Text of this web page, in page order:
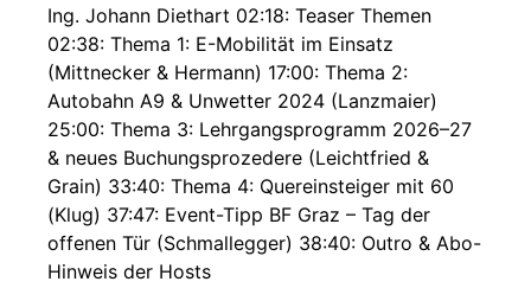
Ing. Johann Diethart 02:18: Teaser Themen
02:38: Thema 1: E-Mobilität im Einsatz
(Mittnecker & Hermann) 17:00: Thema 2:
Autobahn A9 & Unwetter 2024 (Lanzmaier)
25:00: Thema 3: Lehrgangsprogramm 2026–27
& neues Buchungsprozedere (Leichtfried &
Grain) 33:40: Thema 4: Quereinsteiger mit 60
(Klug) 37:47: Event-Tipp BF Graz – Tag der
offenen Tür (Schmallegger) 38:40: Outro & Abo-
Hinweis der Hosts